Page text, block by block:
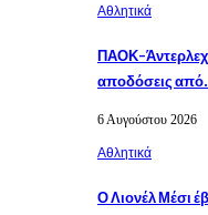
Αθλητικά
ΠΑΟΚ-
αποδόσεις
6 Αυγούστου 2026
Αθλητικά
Ο Λιονέλ Μέσι